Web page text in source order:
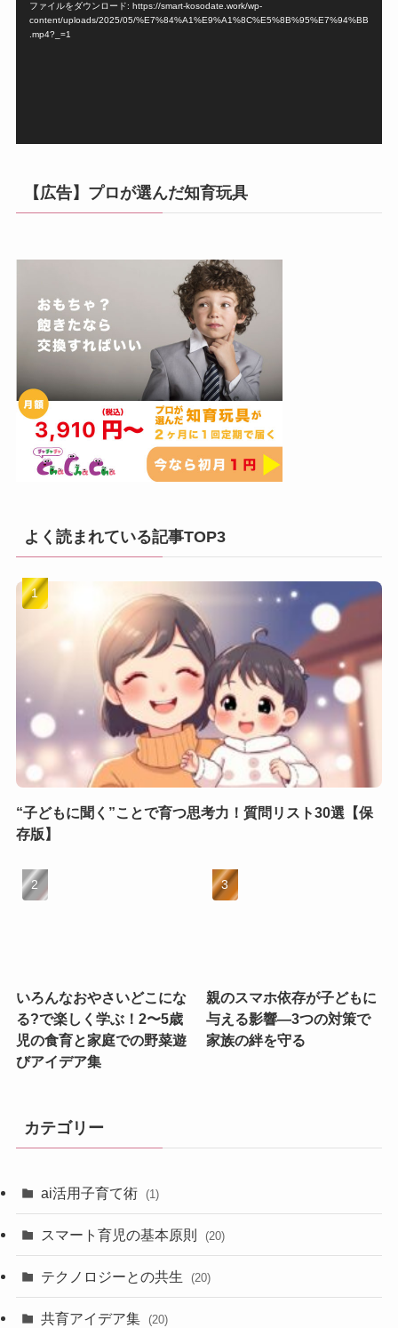
ファイルをダウンロード: https://smart-kosodate.work/wp-
content/uploads/2025/05/%E7%84%A1%E9%A1%8C%E5%8B%95%E7%94%BB
.mp4?_=1
【広告】プロが選んだ知育玩具
よく読まれている記事TOP3
“子どもに聞く”ことで育つ思考力！質問リスト30選【保
存版】
いろんなおやさいどこにな
る?で楽しく学ぶ！2〜5歳
児の食育と家庭での野菜遊
びアイデア集
親のスマホ依存が子どもに
与える影響—3つの対策で
家族の絆を守る
カテゴリー
ai活用子育て術 (1)
スマート育児の基本原則 (20)
テクノロジーとの共生 (20)
共育アイデア集 (20)